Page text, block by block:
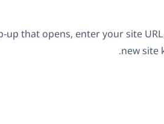
up that opens, enter your site
new site